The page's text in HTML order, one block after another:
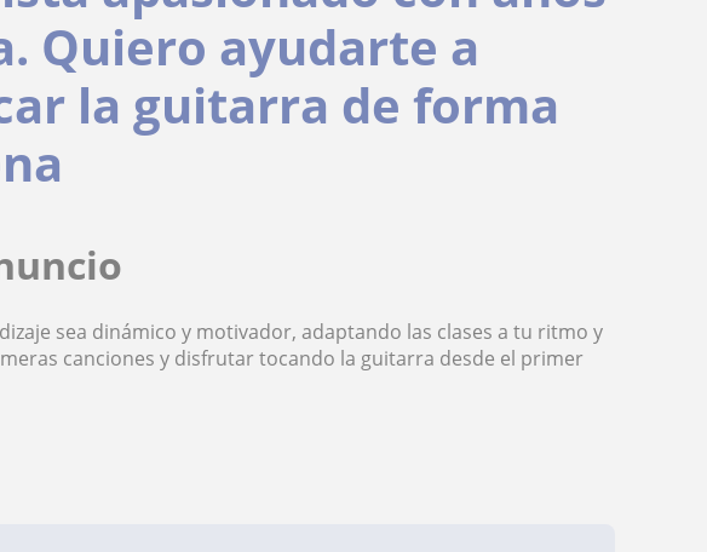
Quiero ayudarte a
la guitarra de forma
sea dinámico y motivador, adaptando las clases a tu ritmo y
canciones y disfrutar tocando la guitarra desde el primer